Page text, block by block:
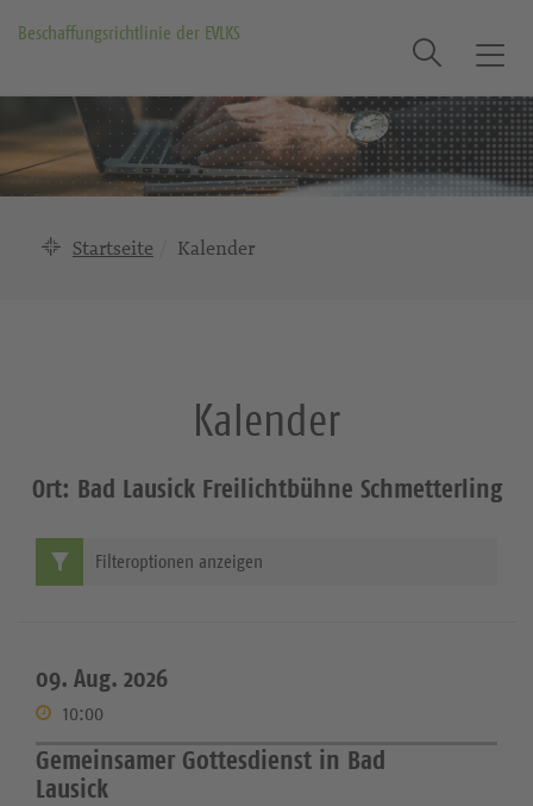
Beschaffungsrichtlinie der EVLKS
T
o
g
g
l
n
Suche
Startseite Kalender
Kalender
Ort: Bad Lausick Freilichtbühne Schmetterling
09. Aug. 2026
10:00
Gemeinsamer Gottesdienst in Bad
Lausick
Filteroptionen anzeigen